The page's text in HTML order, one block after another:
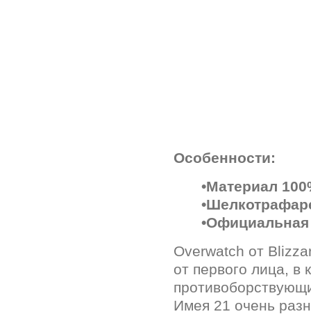
Особенности:
•Материал
Overwatch от
от первого лица, в
Имея 21 очень